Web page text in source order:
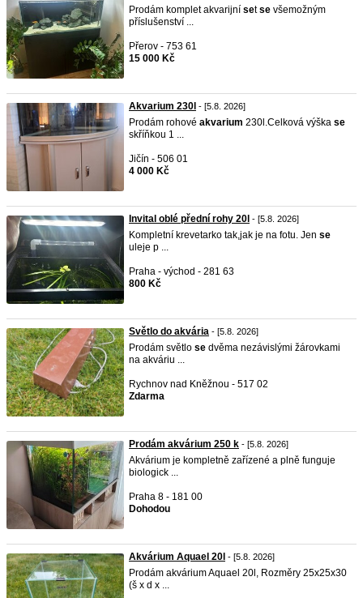
Prodám komplet akvarijní setse všemožným
příslušenství ...
Přerov - 753 61
15 000 Kč
Akvarium 230l - [5.8. 2026]
Prodám rohové akvarium 230l.Celková výška se
skříňkou 1 ...
Jičín - 506 01
4 000 Kč
Invital oblé přední rohy 20l - [5.8. 2026]
Kompletní krevetarko tak,jak je na fotu. Jen se
uleje p ...
Praha - východ - 281 63
800 Kč
Světlo do akvária - [5.8. 2026]
Prodám světlo se dvěma nezávislými žárovkami
na akváriu ...
Rychnov nad Kněžnou - 517 02
Zdarma
Prodám akvárium 250 k - [5.8. 2026]
Akvárium je kompletně zařízené a plně funguje
biologick ...
Praha 8 - 181 00
Dohodou
Akvárium Aquael 20l - [5.8. 2026]
Prodám akvárium Aquael 20l, Rozměry 25x25x30
(š x d x ...